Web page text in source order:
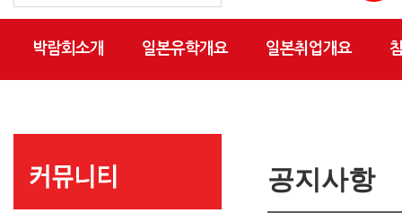
박람회소개 일본유학개요 일본취업개요
공지사항